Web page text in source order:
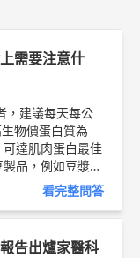
需要注意什
，建議每天每公
物價蛋白質為
達肌肉蛋白最佳
品，例如豆漿、
質，包括紅豆或
白質的補充，最
。 所以喝牛奶
看完整問答
告出爐家醫科